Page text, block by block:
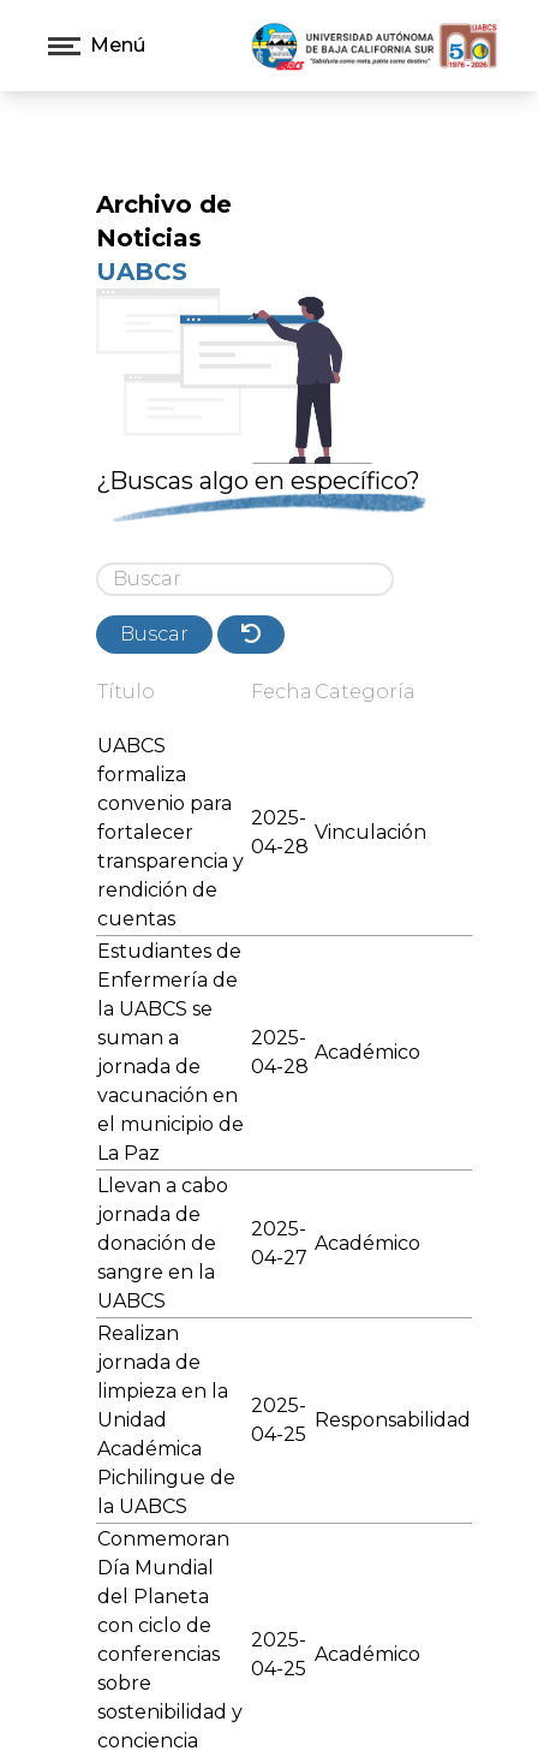
Menú
Archivo de
Noticias
UABCS
¿Buscas algo en específico?
Buscar
Título Fecha Categoría
UABCS
formaliza
convenio para
fortalecer
transparencia y
rendición de
cuentas
2025-
04-28
Vinculación
Estudiantes de
Enfermería de
la UABCS se
suman a
jornada de
vacunación en
el municipio de
La Paz
2025-
04-28
Académico
Llevan a cabo
jornada de
donación de
sangre en la
UABCS
2025-
04-27
Académico
Realizan
jornada de
limpieza en la
Unidad
Académica
Pichilingue de
la UABCS
2025-
04-25
Responsabilidad
Conmemoran
Día Mundial
del Planeta
con ciclo de
conferencias
sobre
sostenibilidad y
conciencia
2025-
04-25
Académico